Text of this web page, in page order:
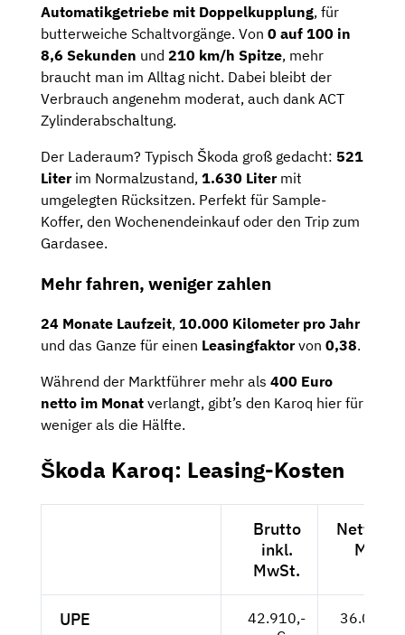
Automatikgetriebe mit Doppelkupplung, für
butterweiche Schaltvorgänge. Von 0 auf 100 in
8,6 Sekunden und 210 km/h Spitze, mehr
braucht man im Alltag nicht. Dabei bleibt der
Verbrauch angenehm moderat, auch dank ACT
Zylinderabschaltung.
Der Laderaum? Typisch Škoda groß gedacht: 521
Literim Normalzustand, 1.630 Litermit
umgelegten Rücksitzen. Perfekt für Sample-
Koffer, den Wochenendeinkauf oder den Trip zum
Gardasee.
Mehr fahren, weniger zahlen
24 Monate Laufzeit, 10.000 Kilometer pro Jahr
und das Ganze für einen Leasingfaktorvon 0,38.
Während der Marktführer mehr als 400 Euro
netto im Monat verlangt, gibt’s den Karoq hier für
weniger als die Hälfte.
Škoda Karoq: Leasing-Kosten
Brutto
inkl.
MwSt.
Netto
MwSt.
UPE
42.910,-